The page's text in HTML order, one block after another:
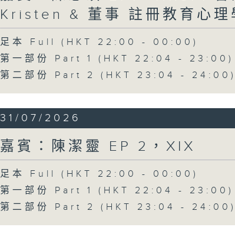
Kristen & 董事 註冊教育心
足本 Full (HKT 22:00 - 00:00)
第一部份 Part 1 (HKT 22:04 - 23:00)
第二部份 Part 2 (HKT 23:04 - 24:00)
31/07/2026
嘉賓：陳潔靈 EP 2，XIX
足本 Full (HKT 22:00 - 00:00)
第一部份 Part 1 (HKT 22:04 - 23:00)
第二部份 Part 2 (HKT 23:04 - 24:00)